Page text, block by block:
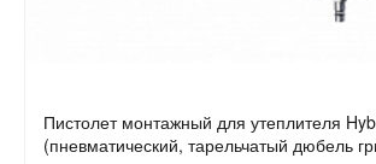
Пистолет монтажный для утеплителя
(пневматический, тарельчатый дюбель